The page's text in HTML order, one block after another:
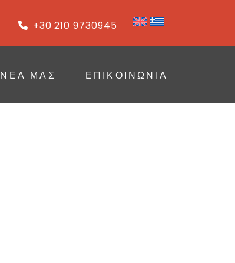
+30 210 9730945
ΝΈΑ ΜΑΣ ΕΠΙΚΟΙΝΩΝΙΑ